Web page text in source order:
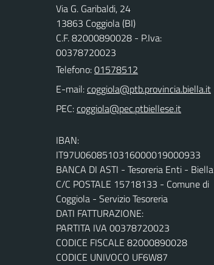
Via G. Garibaldi, 24
13863 Coggiola (BI)
C.F. 82000890028 - P.Iva:
00378720023
Telefono:01578512
E-mail:
PEC:
IBAN:
IT97U0608510316000019000933
BANCA DI ASTI - Tesoreria Enti - Biella
C/C POSTALE 15718133 - Comune di
Coggiola - Servizio Tesoreria
DATI FATTURAZIONE:
PARTITA IVA 00378720023
CODICE FISCALE 82000890028
CODICE UNIVOCO UF6W87